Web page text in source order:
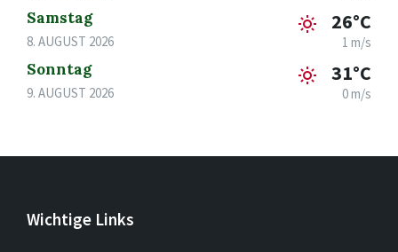
Samstag
8. AUGUST 2026
26°C
1 m/s
Sonntag
9. AUGUST 2026
31°C
0 m/s
Wichtige Links